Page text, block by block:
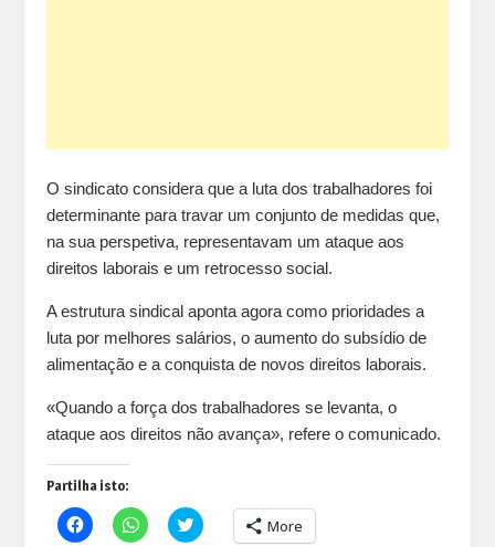
O sindicato considera que a luta dos trabalhadores foi
determinante para travar um conjunto de medidas que,
na sua perspetiva, representavam um ataque aos
direitos laborais e um retrocesso social.
A estrutura sindical aponta agora como prioridades a
luta por melhores salários, o aumento do subsídio de
alimentação e a conquista de novos direitos laborais.
«Quando a força dos trabalhadores se levanta, o
ataque aos direitos não avança», refere o comunicado.
Partilha isto:
Click
to
Click
to
Click
to More